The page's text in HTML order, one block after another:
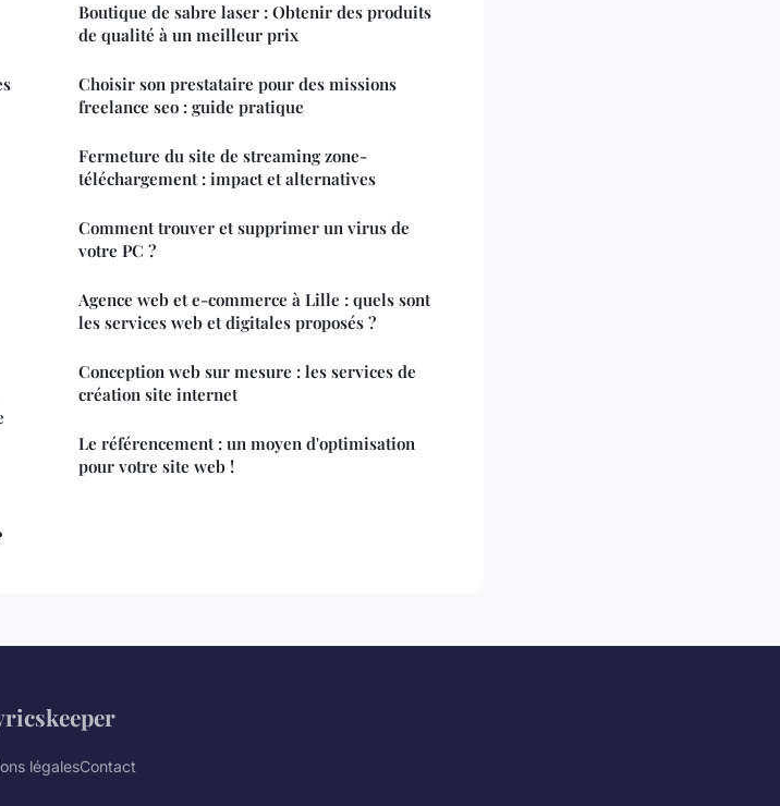
Boutique de sabre laser : Obtenir des produits
de qualité à un meilleur prix
Choisir son prestataire pour des missions
freelance seo : guide pratique
Fermeture du site de streaming zone-
téléchargement : impact et alternatives
Comment trouver et supprimer un virus de
votre PC ?
Agence web et e-commerce à Lille : quels sont
les services web et digitales proposés ?
Conception web sur mesure : les services de
création site internet
Le référencement : un moyen d'optimisation
pour votre site web !
légalesContact